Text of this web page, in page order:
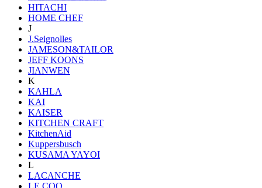
HITACHI
HOME CHEF
J
J.Seignolles
JAMESON&TAILOR
JEFF KOONS
JIANWEN
K
KAHLA
KAI
KAISER
KITCHEN CRAFT
KitchenAid
Kuppersbusch
KUSAMA YAYOI
L
LACANCHE
LE COQ